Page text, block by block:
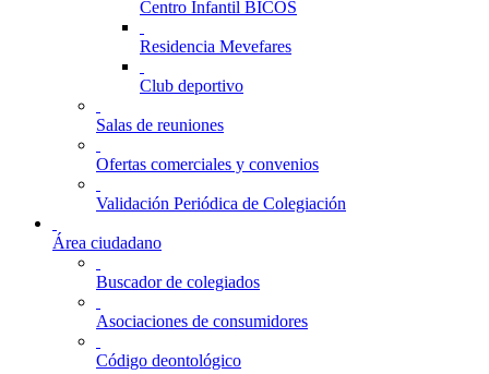
Centro Infantil BICOS
Residencia Mevefares
Club deportivo
Salas de reuniones
Ofertas comerciales y convenios
Validación Periódica de Colegiación
Área ciudadano
Buscador de colegiados
Asociaciones de consumidores
Código deontológico